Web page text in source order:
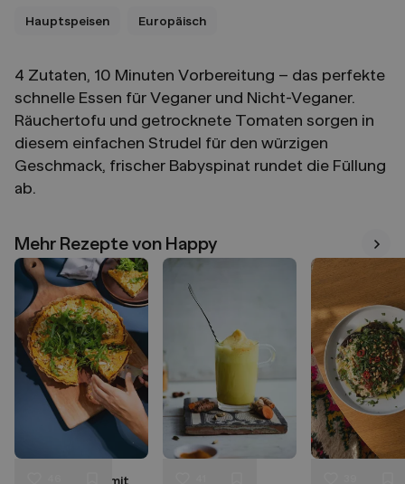
Hauptspeisen Europäisch
4 Zutaten, 10 Minuten Vorbereitung – das perfekte
schnelle Essen für Veganer und Nicht-Veganer.
Räuchertofu und getrocknete Tomaten sorgen in
diesem einfachen Strudel für den würzigen
Geschmack, frischer Babyspinat rundet die Füllung
ab.
Mehr Rezepte von Happy
Vegane Quiche mit